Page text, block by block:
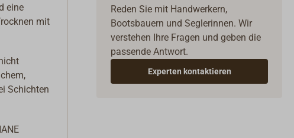
eine
mit
Schichten
Reden Sie mit Handwerkern,
Bootsbauern und Seglerinnen. Wir
verstehen Ihre Fragen und geben die
passende Antwort.
Experten kontaktieren